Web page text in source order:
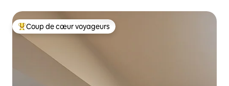
Coups de cœur voyageurs les plus appréciés
Coup de cœur voyageurs